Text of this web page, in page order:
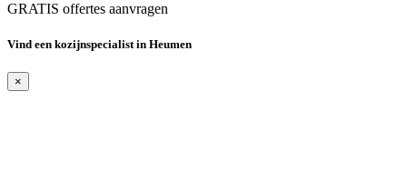
GRATIS offertes aanvragen
Vind een kozijnspecialist in Heumen
×